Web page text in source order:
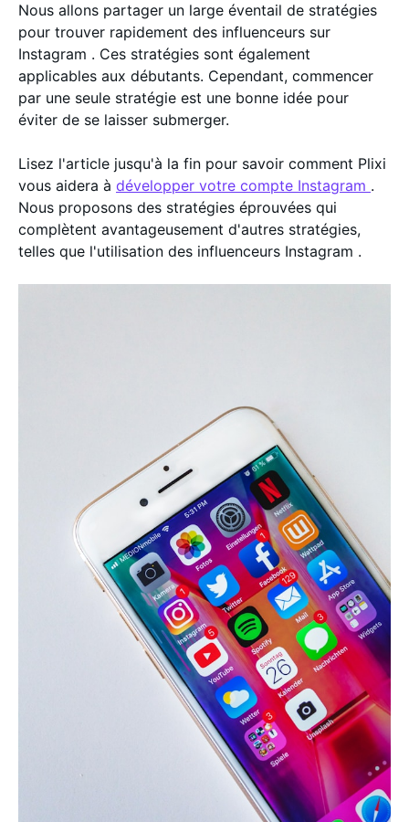
Nous allons partager un large éventail de stratégies
pour trouver rapidement des influenceurs sur
Instagram . Ces stratégies sont également
applicables aux débutants. Cependant, commencer
par une seule stratégie est une bonne idée pour
éviter de se laisser submerger.
Lisez l'article jusqu'à la fin pour savoir comment Plixi
vous aidera à développer votre compte Instagram .
Nous proposons des stratégies éprouvées qui
complètent avantageusement d'autres stratégies,
telles que l'utilisation des influenceurs Instagram .